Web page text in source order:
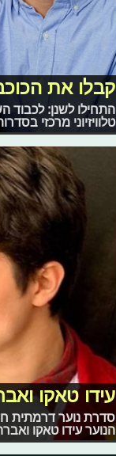
קבלו את
התחילו לשנן:
טלוויזיוני מרכזי
עידו טאקו
סדרת נוער דרמתית
הנוער עידו טאקו